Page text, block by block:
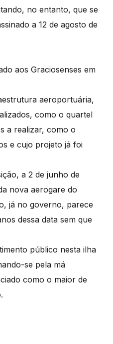
no entanto, que se
a 12 de agosto de
aos Graciosenses em
aeroportuária,
como o quartel
a realizar, como o
e cujo projeto já foi
a 2 de junho de
nova aerogare do
já no governo, parece
dessa data sem que
público nesta ilha
se pela má
como o maior de